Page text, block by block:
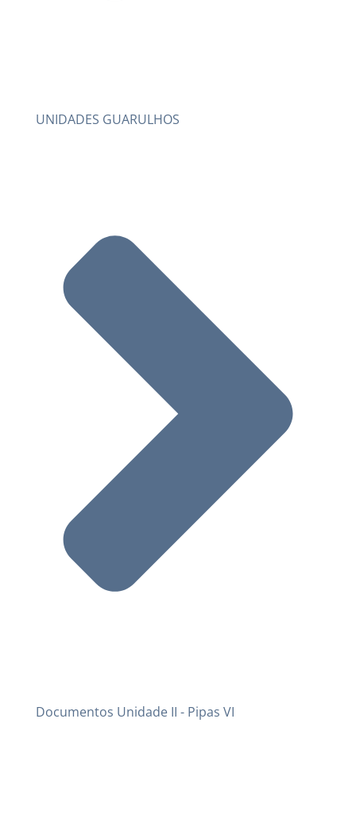
UNIDADES GUARULHOS
Documentos Unidade II - Pipas VI